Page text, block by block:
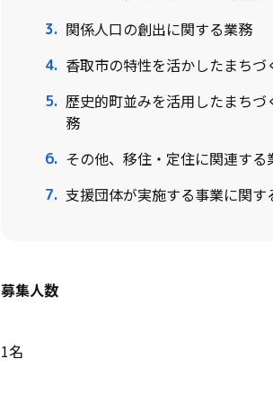
関係人口の創出に関する業務
香取市の特性を活かしたまち
歴史的町並みを活用したまち
務
その他、移住・定住に関連する
支援団体が実施する事業に関す
募集人数
1名